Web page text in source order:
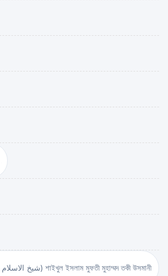
(شيخ الاسلام مفتي محمد تقي عثماني) শাইখুল ইসলাম মুফতী মুহাম্মদ তকী উসমানী